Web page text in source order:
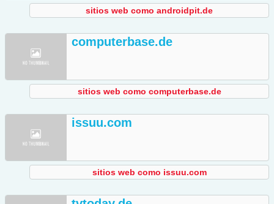
sitios web como androidpit.de
computerbase.de
sitios web como computerbase.de
issuu.com
sitios web como issuu.com